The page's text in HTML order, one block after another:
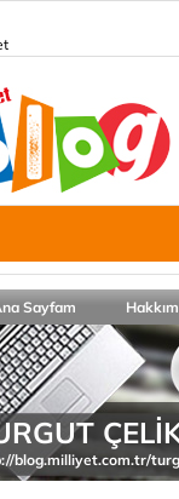
Sayfam
blog.milliyet.com.tr/